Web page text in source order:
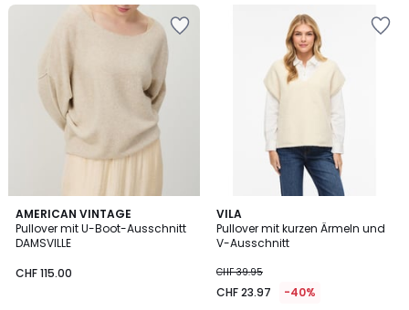
AMERICAN VINTAGE
Pullover mit U-Boot-Ausschnitt
DAMSVILLE
CHF 115.00
5
/
5
VILA
Pullover mit kurzen Ärmeln und
V-Ausschnitt
CHF 39.95
CHF 23.97 -40%